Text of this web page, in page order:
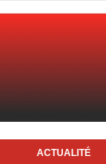
ACTUALITÉ